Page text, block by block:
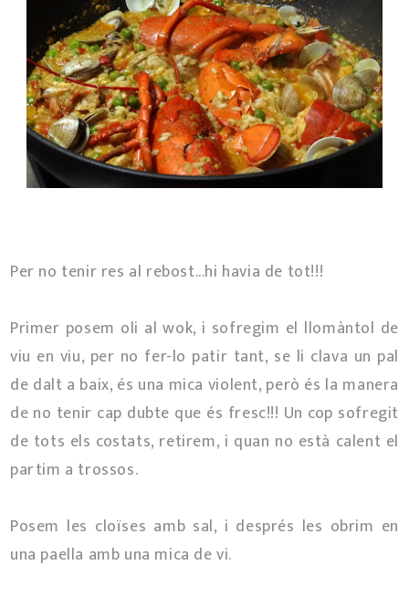
Per no tenir res al rebost...hi havia de tot!!!
Primer posem oli al wok, i sofregim el llomàntol de
viu en viu, per no fer-lo patir tant, se li clava un pal
de dalt a baix, és una mica violent, però és la manera
de no tenir cap dubte que és fresc!!! Un cop sofregit
de tots els costats, retirem, i quan no està calent el
partim a trossos.
Posem les cloïses amb sal, i després les obrim en
una paella amb una mica de vi.